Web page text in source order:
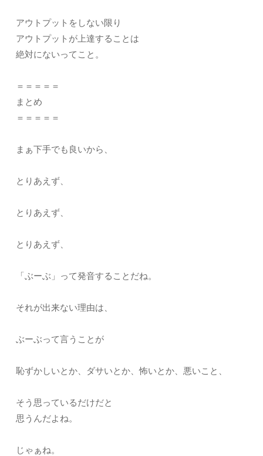
アウトプットをしない限り
アウトプットが上達することは
絶対にないってこと。
＝＝＝＝＝
まとめ
＝＝＝＝＝
まぁ下手でも良いから、
とりあえず、
とりあえず、
とりあえず、
「ぶーぶ」って発音することだね。
それが出来ない理由は、
ぶーぶって言うことが
恥ずかしいとか、ダサいとか、怖いとか、悪いこと、
そう思っているだけだと
思うんだよね。
じゃぁね。